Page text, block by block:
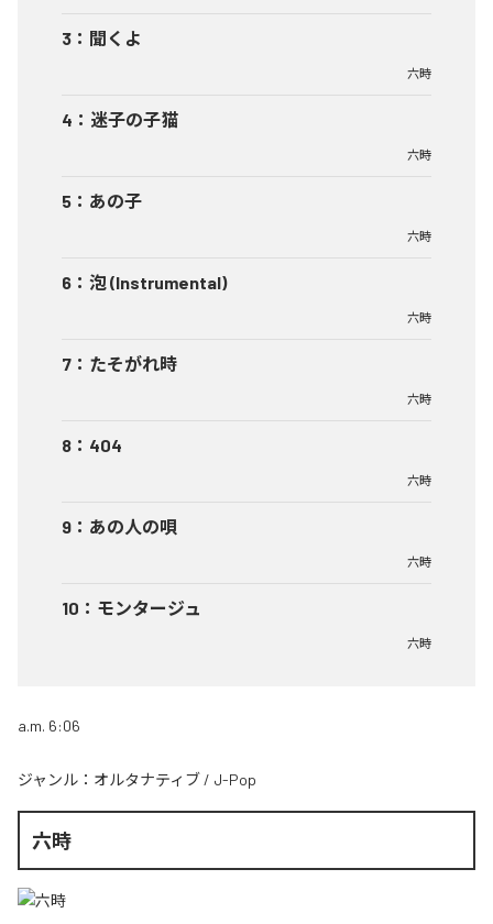
3 ： 聞くよ
六時
4 ： 迷子の子猫
六時
5 ： あの子
六時
6 ： 泡 (Instrumental)
六時
7 ： たそがれ時
六時
8 ： 404
六時
9 ： あの人の唄
六時
10 ： モンタージュ
六時
a.m. 6:06
ジャンル： オルタナティブ / J-Pop
六時